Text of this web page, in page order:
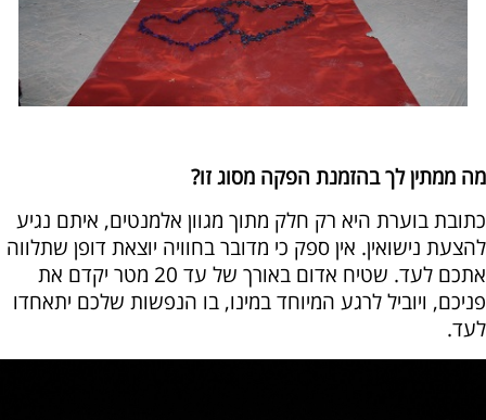
מה ממתין לך בהזמנת הפקה מסוג זו?
כתובת בוערת היא רק חלק מתוך מגוון אלמנטים, איתם נגיע
להצעת נישואין. אין ספק כי מדובר בחוויה יוצאת דופן שתלווה
אתכם לעד. שטיח אדום באורך של עד 20 מטר יקדם את
פניכם, ויוביל לרגע המיוחד במינו, בו הנפשות שלכם יתאחדו
לעד.